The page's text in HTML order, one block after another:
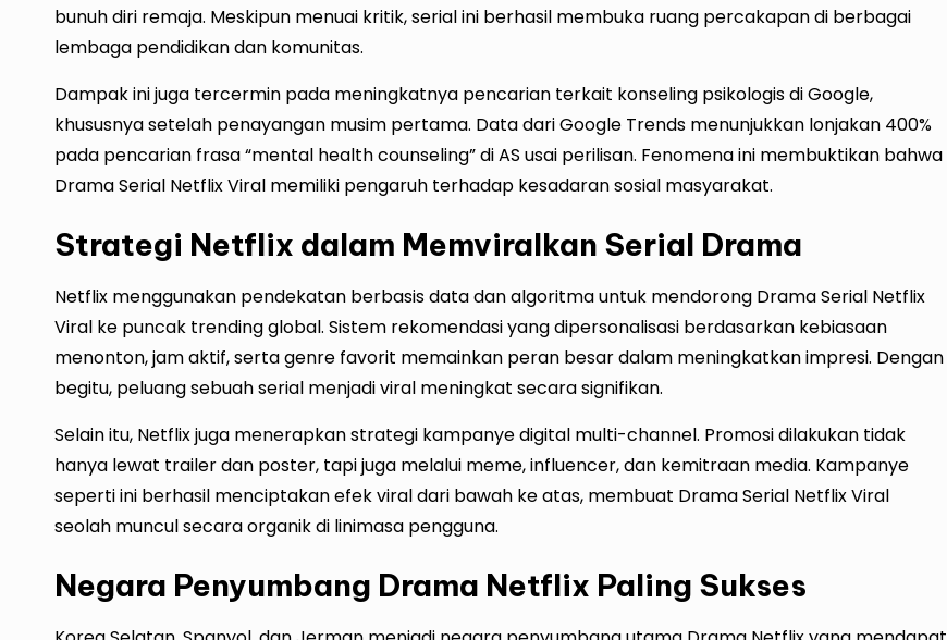
bunuh diri remaja. Meskipun menuai kritik, serial ini berhasil membuka ruang percakapan di berbagai
lembaga pendidikan dan komunitas.
Dampak ini juga tercermin pada meningkatnya pencarian terkait konseling psikologis di Google,
khususnya setelah penayangan musim pertama. Data dari Google Trends menunjukkan lonjakan 400%
pada pencarian frasa “mental health counseling” di AS usai perilisan. Fenomena ini membuktikan bahwa
Drama Serial Netflix Viral memiliki pengaruh terhadap kesadaran sosial masyarakat.
Strategi Netflix dalam Memviralkan Serial Drama
Netflix menggunakan pendekatan berbasis data dan algoritma untuk mendorong Drama Serial Netflix
Viral ke puncak trending global. Sistem rekomendasi yang dipersonalisasi berdasarkan kebiasaan
menonton, jam aktif, serta genre favorit memainkan peran besar dalam meningkatkan impresi. Dengan
begitu, peluang sebuah serial menjadi viral meningkat secara signifikan.
Selain itu, Netflix juga menerapkan strategi kampanye digital multi-channel. Promosi dilakukan tidak
hanya lewat trailer dan poster, tapi juga melalui meme, influencer, dan kemitraan media. Kampanye
seperti ini berhasil menciptakan efek viral dari bawah ke atas, membuat Drama Serial Netflix Viral
seolah muncul secara organik di linimasa pengguna.
Negara Penyumbang Drama Netflix Paling Sukses